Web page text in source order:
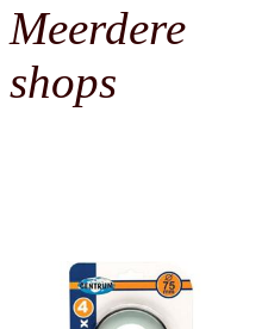
Meerdere
shops